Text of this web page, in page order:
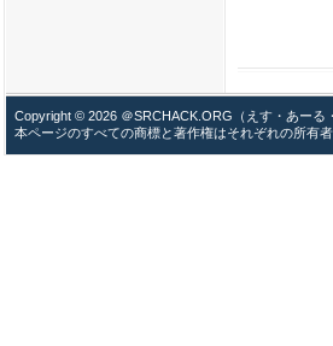
Copyright © 2026 ＠SRCHACK.ORG（えす・あーる
本ページのすべての商標と著作権はそれぞれの所有者